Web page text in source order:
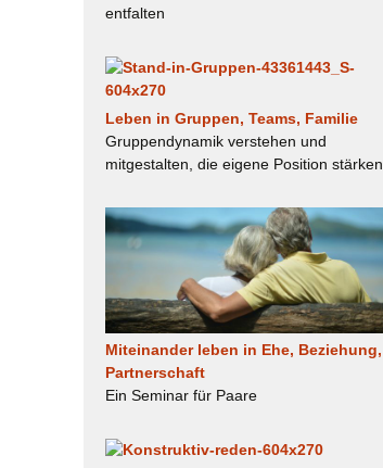
entfalten
Leben in Gruppen, Teams, Familie
Gruppendynamik verstehen und
mitgestalten, die eigene Position stärken
Miteinander leben in Ehe, Beziehung,
Partnerschaft
Ein Seminar für Paare